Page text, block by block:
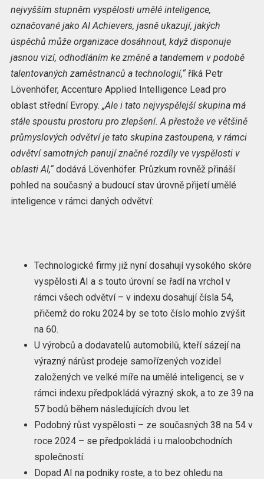
nejvyšším stupněm vyspělosti umělé inteligence,
označované jako AI Achievers, jasně ukazují, jakých
úspěchů může organizace dosáhnout, když disponuje
jasnou vizí, odhodláním ke změně a tandemem v podobě
talentovaných zaměstnanců a technologií,“říká Petr
Lövenhöfer, Accenture Applied Intelligence Lead pro
oblast střední Evropy. „Ale i tato nejvyspělejší skupina má
stále spoustu prostoru pro zlepšení. A přestože ve většině
průmyslových odvětví je tato skupina zastoupena, v rámci
odvětví samotných panují značné rozdíly ve vyspělosti v
oblasti AI,“dodává Lövenhöfer. Průzkum rovněž přináší
pohled na současný a budoucí stav úrovně přijetí umělé
inteligence v rámci daných odvětví:
Technologické firmy již nyní dosahují vysokého skóre
vyspělosti AI a s touto úrovní se řadí na vrchol v
rámci všech odvětví – v indexu dosahují čísla 54,
přičemž do roku 2024 by se toto číslo mohlo zvýšit
na 60.
U výrobců a dodavatelů automobilů, kteří sázejí na
výrazný nárůst prodeje samořízených vozidel
založených ve velké míře na umělé inteligenci, se v
rámci indexu předpokládá výrazný skok, a to ze 39 na
57 bodů během následujících dvou let.
Podobný růst vyspělosti – ze současných 38 na 54 v
roce 2024 – se předpokládá i u maloobchodních
společností.
Dopad AI na podniky roste, a to bez ohledu na